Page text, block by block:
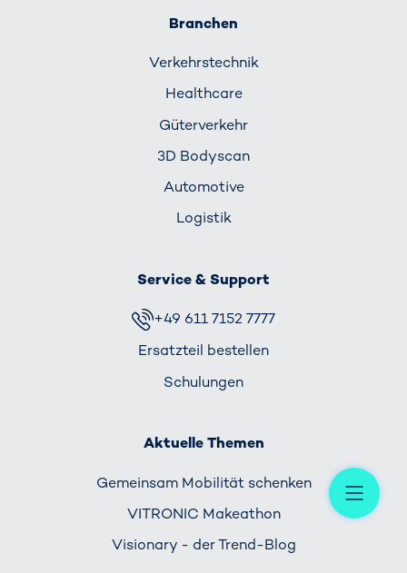
Branchen
Verkehrs­technik
Healthcare
Güterverkehr
3D Bodyscan
Automotive
Logistik
Service & Support
+49 611 7152 7777
Ersatzteil bestellen
Schulungen
Aktuelle Themen
Gemeinsam Mobilität schenken
VITRONIC Makeathon
Visionary - der Trend-Blog